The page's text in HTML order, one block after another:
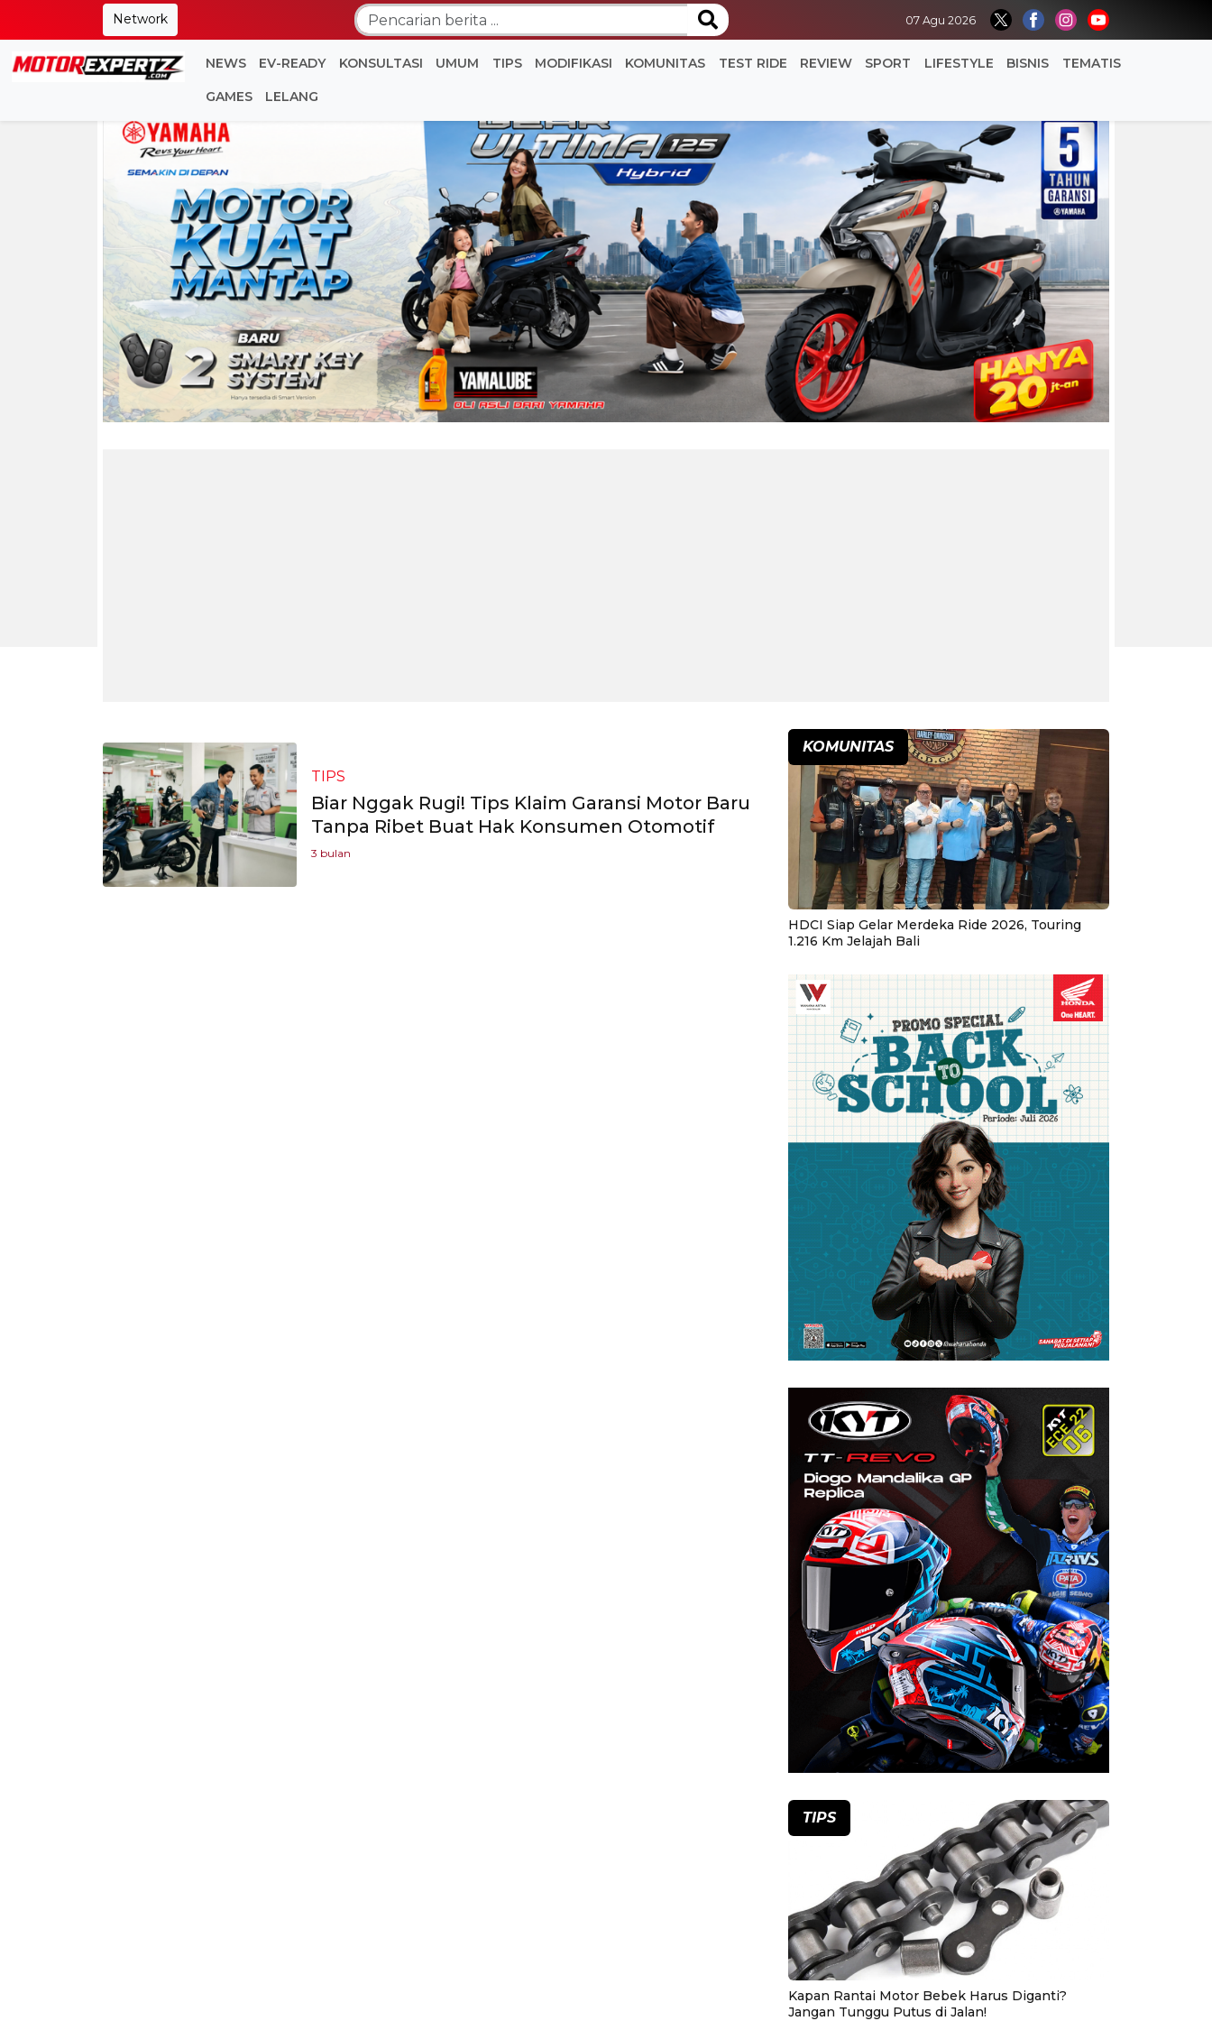
Network 07 Agu 2026
NEWS EV-READY KONSULTASI UMUM TIPS MODIFIKASI KOMUNITAS TEST RIDE REVIEW SPORT LIFESTYLE BISNIS TEMATIS
GAMES LELANG
TIPS
Biar Nggak Rugi! Tips Klaim Garansi Motor Baru
Tanpa Ribet Buat Hak Konsumen Otomotif
3 bulan
KOMUNITAS
HDCI Siap Gelar Merdeka Ride 2026, Touring
1.216 Km Jelajah Bali
TIPS
Kapan Rantai Motor Bebek Harus Diganti?
Jangan Tunggu Putus di Jalan!